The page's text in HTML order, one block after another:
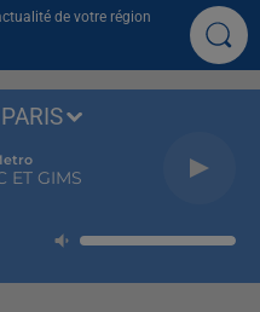
de votre région
ET GIMS
PARIS